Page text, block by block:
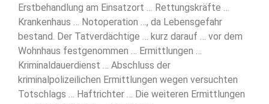
Erstbehandlung am Einsatzort … Rettungskräfte …
Krankenhaus … Notoperation …, da Lebensgefahr
bestand. Der Tatverdächtige … kurz darauf … vor dem
Wohnhaus festgenommen … Ermittlungen …
Kriminaldauerdienst … Abschluss der
kriminalpolizeilichen Ermittlungen wegen versuchten
Totschlags … Haftrichter … Die weiteren Ermittlungen